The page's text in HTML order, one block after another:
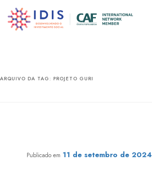
para
para
ARQUIVO DA TAG: PROJETO GURI
Publicado em 11 de setembro de 2024